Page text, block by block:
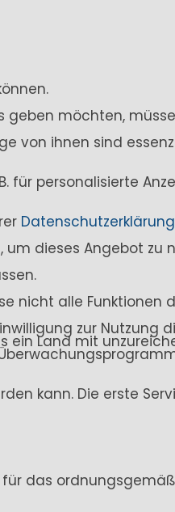
möchten,
von ihnen sind
für personalisierte
Datenschutzerklärung
um dieses Angebot zu
nicht alle Funktionen
zur
ein Land mit
kann. Die erste
das